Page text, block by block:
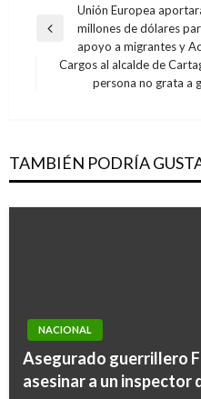
Navegación
de
entradas
Entrada
anterior
Unión Europea
millones de dólares
apoyo a migrantes y
Entrada
Cargos al alcalde de
persona no grata a
TAMBIÉN PODRÍA
NACIONAL
Asegurado guerrillero
asesinar a un inspector